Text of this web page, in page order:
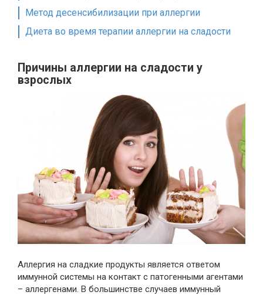
Метод десенсибилизации при аллергии
Диета во время терапии аллергии на сладости
Причины аллергии на сладости у
взрослых
Аллергия на сладкие продукты является ответом
иммунной системы на контакт с патогенными агентами
– аллергенами. В большинстве случаев иммунный